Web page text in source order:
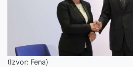
(Izvor: Fena)